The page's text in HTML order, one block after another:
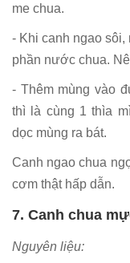
me chua.
- Khi canh ngao sôi,
phần nước chua.
- Thêm mùng vào
thì là cùng 1 thìa
dọc mùng ra bát.
Canh ngao chua
cơm thật hấp dẫn.
7. Canh chua
Nguyên liệu: